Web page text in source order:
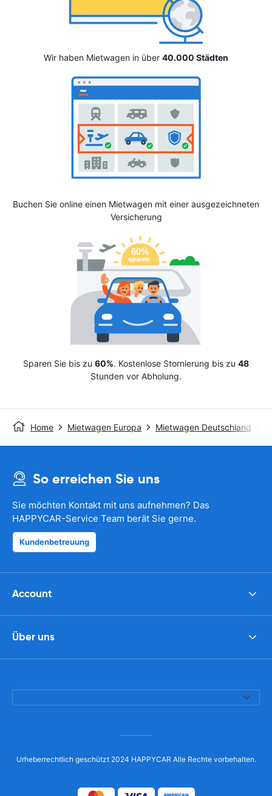
Wir haben Mietwagen in über 40.000 Städten
Buchen Sie online einen Mietwagen mit einer ausgezeichneten
Versicherung
Sparen Sie bis zu 60%. Kostenlose Stornierung bis zu 48
Stunden vor Abholung.
Home Mietwagen Europa Mietwagen Deutschland
So erreichen Sie uns
Sie möchten Kontakt mit uns aufnehmen? Das
HAPPYCAR-Service Team berät Sie gerne.
Kundenbetreuung
Account
Über uns
Urheberrechtlich geschützt 2024 HAPPYCAR Alle Rechte vorbehalten.